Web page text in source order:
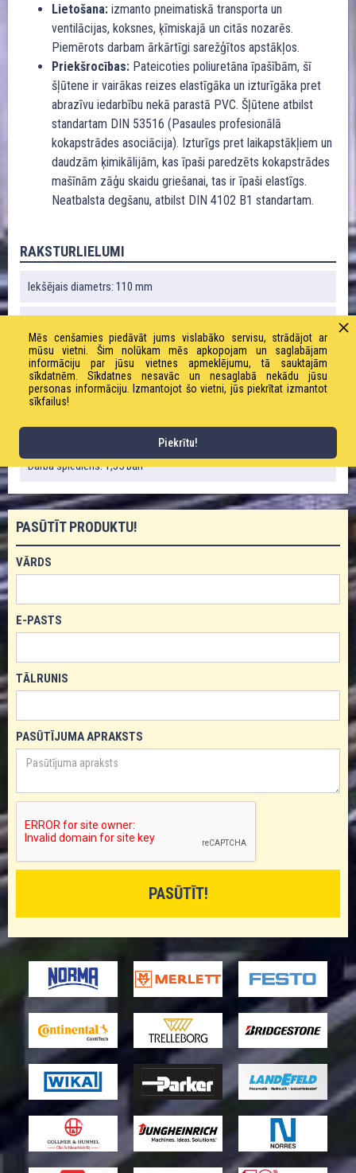
Lietošana: izmanto pneimatiskā transporta un
ventilācijas, koksnes, ķīmiskajā un citās nozarēs.
Piemērots darbam ārkārtīgi sarežģītos apstākļos.
Priekšrocības: Pateicoties poliuretāna īpašībām, šī
šļūtene ir vairākas reizes elastīgāka un izturīgāka pret
abrazīvu iedarbību nekā parastā PVC. Šļūtene atbilst
standartam DIN 53516 (Pasaules profesionālā
kokapstrādes asociācija). Izturīgs pret laikapstākļiem un
daudzām ķimikālijām, kas īpaši paredzēts kokapstrādes
mašīnām zāģu skaidu griešanai, tas ir īpaši elastīgs.
Neatbalsta degšanu, atbilst DIN 4102 B1 standartam.
RAKSTURLIELUMI
Iekšējais diametrs: 110 mm
Liekuma rādiuss: 179 mm
Vakuums: 0,46 bāri
Svars: 1610 g / m
Darba spiediens: 1,35 bāri
PASŪTĪT PRODUKTU!
VĀRDS
E-PASTS
TĀLRUNIS
PASŪTĪJUMA APRAKSTS
Mēs cenšamies piedāvāt jums vislabāko servisu, strādājot ar
mūsu vietni. Šim nolūkam mēs apkopojam un saglabājam
informāciju par jūsu vietnes apmeklējumu, tā sauktajām
sīkdatnēm. Sīkdatnes nesavāc un nesaglabā nekādu jūsu
personas informāciju. Izmantojot šo vietni, jūs piekrītat izmantot
sīkfailus!
Piekrītu!